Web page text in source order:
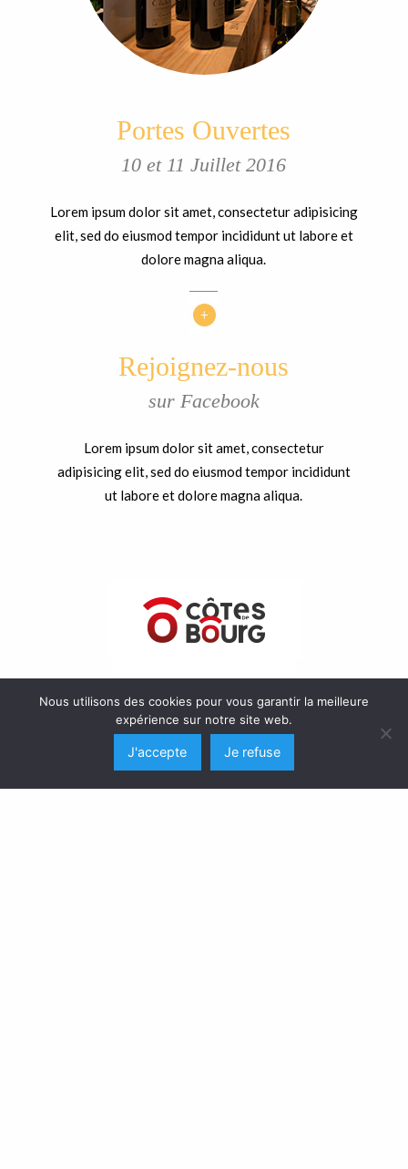
Portes Ouvertes
10 et 11 Juillet 2016
Lorem ipsum dolor sit amet, consectetur adipisicing
elit, sed do eiusmod tempor incididunt ut labore et
dolore magna aliqua.
Rejoignez-nous
sur Facebook
Lorem ipsum dolor sit amet, consectetur
adipisicing elit, sed do eiusmod tempor incididunt
ut labore et dolore magna aliqua.
Nous utilisons des cookies pour vous garantir la meilleure
expérience sur notre site web.
J'accepte Je refuse